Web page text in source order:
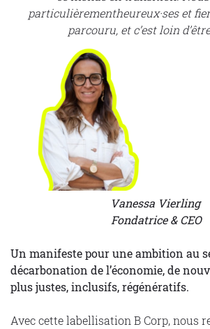
particulièrementheureux·ses et
parcouru, et c’est loin
Vanessa Vierling
Fondatrice & CEO
Un manifeste pour une ambition au
décarbonation de l’économie, de
plus justes, inclusifs, régénératifs.
Avec cette labellisation B Corp, nous